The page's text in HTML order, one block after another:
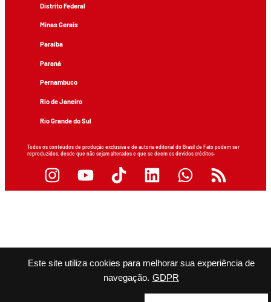
Este site utiliza cookies para melhorar sua experiência de
navegação. GDPR
Distrito Federal
Minas Gerais
Paraíba
Paraná
Pernambuco
Rio de Janeiro
Rio Grande do Sul
Todos os conteúdos de produção exclusiva e de autoria editorial do Brasil de Fato podem ser
reproduzidos, desde que não sejam alterados e que se deem os devidos créditos.